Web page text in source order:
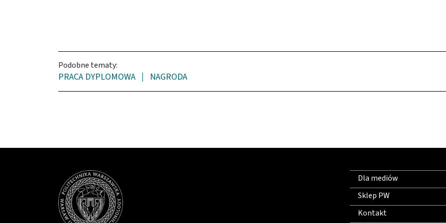
Podobne tematy:
PRACA DYPLOMOWA NAGRODA
Dla mediów
Sklep PW
Kontakt